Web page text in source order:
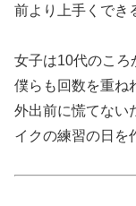
前より上手くでき
女子は10代のころ
僕らも回数を重ね
外出前に慌てない
イクの練習の日を